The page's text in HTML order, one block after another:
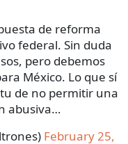
de reforma
federal. Sin duda
pero debemos
México. Lo que sí
de no permitir una
abusiva…
February 25,